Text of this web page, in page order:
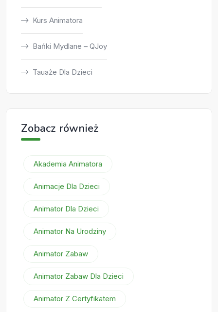
Kurs Animatora
Bańki Mydlane – QJoy
Tauaże Dla Dzieci
Zobacz również
Akademia Animatora
Animacje Dla Dzieci
Animator Dla Dzieci
Animator Na Urodziny
Animator Zabaw
Animator Zabaw Dla Dzieci
Animator Z Certyfikatem